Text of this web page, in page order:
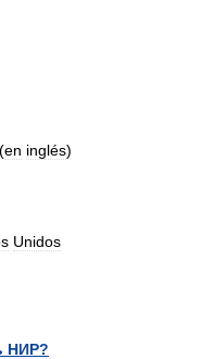
(en inglés)
Unidos
НИР?